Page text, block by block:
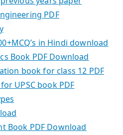
PDF
in Hindi download
Book PDF Download
book for class 12 PDF
UPSC book PDF
Book PDF Download